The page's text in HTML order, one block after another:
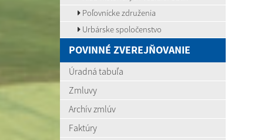
Poľovnícke združenia
Urbárske spoločenstvo
POVINNÉ ZVEREJŇOVANIE
Úradná tabuľa
Zmluvy
Archív zmlúv
Faktúry